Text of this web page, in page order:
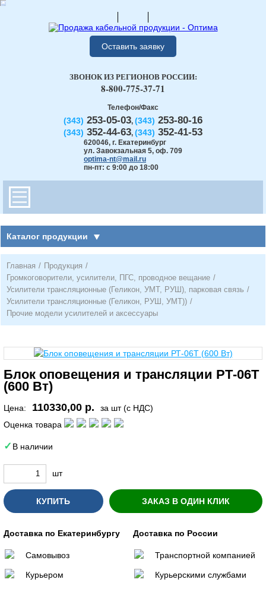
Оставить заявку
Телефон/Факс
(343) 253-05-03, (343) 253-80-16
(343) 352-44-63, (343) 352-41-53
620046, г. Екатеринбург
ул. Завокзальная 5, оф. 709
optima-nt@mail.ru
пн-пт: с 9:00 до 18:00
ЗВОНОК ИЗ РЕГИОНОВ РОССИИ:
8-800-775-37-71
Каталог продукции
Главная / Продукция /
Громкоговорители, усилители, ПГС, проводное вещание /
Усилители трансляционные (Геликон, УМТ, РУШ), парковая связь /
Усилители трансляционные (Геликон, РУШ, УМТ)) /
Прочие модели усилителей и аксессуары
Блок оповещения и трансляции РТ-06Т
(600 Вт)
Цена: 110330,00 р.
за шт (с НДС)
Оценка товара
В наличии
шт
КУПИТЬ ЗАКАЗ В ОДИН КЛИК
Доставка по Екатеринбургу
Самовывоз
Курьером
Доставка по России
Транспортной компанией
Курьерскими службами